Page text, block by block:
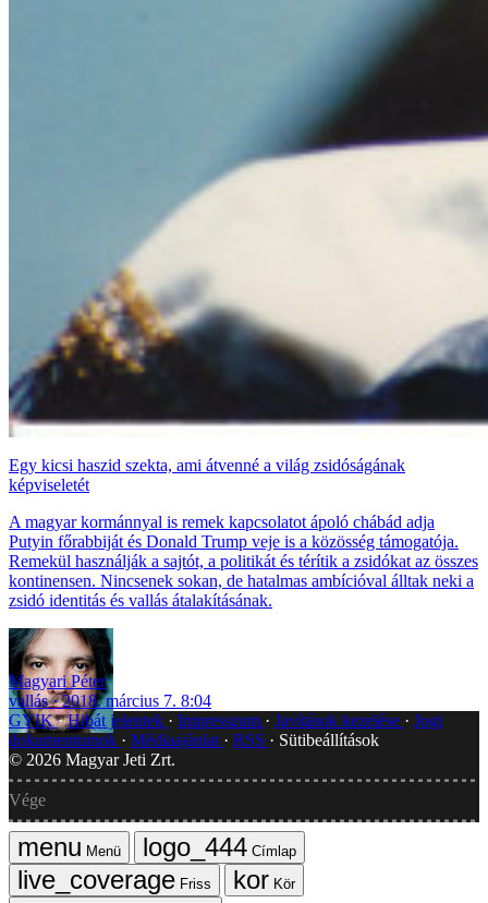
Egy kicsi haszid szekta, ami átvenné a világ zsidóságának
képviseletét
A magyar kormánnyal is remek kapcsolatot ápoló chábád adja
Putyin főrabbiját és Donald Trump veje is a közösség támogatója.
Remekül használják a sajtót, a politikát és térítik a zsidókat az összes
kontinensen. Nincsenek sokan, de hatalmas ambícióval álltak neki a
zsidó identitás és vallás átalakításának.
Magyari Péter
vallás
2018. március 7. 8:04
GYIK Hibát jelentek Impresszum Javítások kezelése
Jogi
dokumentumok
Médiaajánlat RSS
Sütibeállítások
© 2026 Magyar Jeti Zrt.
Vége
Menü
Címlap
Friss
Kör